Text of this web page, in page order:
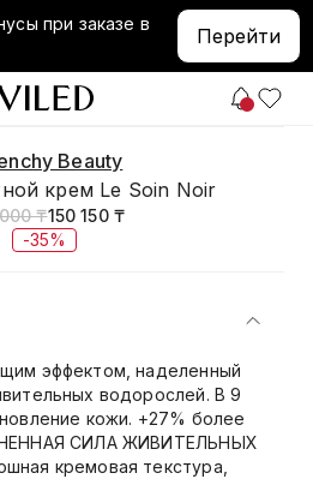
при заказе в
Перейти
Beauty
крем Le Soin Noir
₸150 150 ₸
-35%
эффектом, наделенный
водорослей. В 9
кожи. +27% более
СИЛА ЖИВИТЕЛЬНЫХ
кремовая текстура,